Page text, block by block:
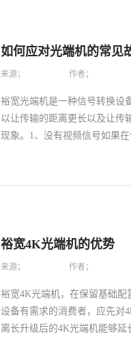
定的现象。这时就需要查找这
纤损耗据大量的实践数据验证
般来说光纤损耗的大小很难查
损耗相关的检测仪器，从而检
在日常使用中若是碰到光端机
如何应对光端机的常见
来源； 作者；
裕宽光端机是一种信号转换设
以让传输的距离更长以及让传
现象。1、没有视频信号如果
一下设备的供电情况是否正常
频指示灯不亮，就要检查前端
检查一下光端机的尾纤是否有
连接处是否连接可靠、法兰磁
酒精和棉花清洁待干后再插入
不当或者因为马虎大意，也有
裕宽4K光端机的优势
来源； 作者；
裕宽4K光端机，在保留基础
设备有需求的消费者，应先
离长升级后的4K光端机能够